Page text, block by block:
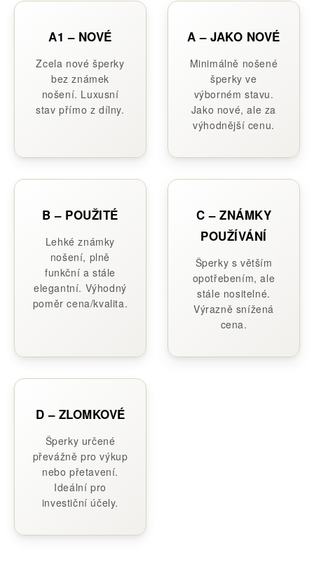
A1 – NOVÉ
Zcela nové šperky
bez známek
nošení. Luxusní
stav přímo z dílny.
A – JAKO NOVÉ
Minimálně nošené
šperky ve
výborném stavu.
Jako nové, ale za
výhodnější cenu.
B – POUŽITÉ
Lehké známky
nošení, plně
funkční a stále
elegantní. Výhodný
poměr cena/kvalita.
C – ZNÁMKY
POUŽÍVÁNÍ
Šperky s větším
opotřebením, ale
stále nositelné.
Výrazně snížená
cena.
D – ZLOMKOVÉ
Šperky určené
převážně pro výkup
nebo přetavení.
Ideální pro
investiční účely.